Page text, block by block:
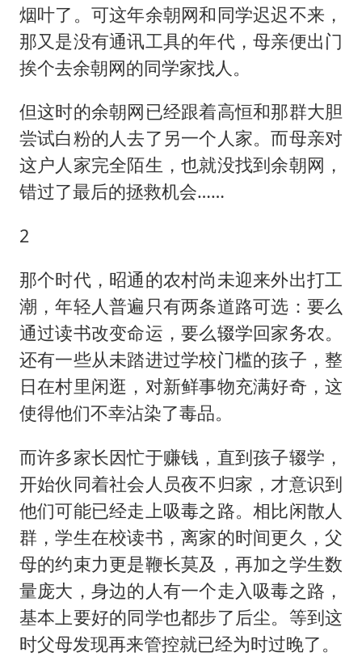
烟叶了。可这年余朝网和同学迟迟不来，
那又是没有通讯工具的年代，母亲便出门
挨个去余朝网的同学家找人。
但这时的余朝网已经跟着高恒和那群大胆
尝试白粉的人去了另一个人家。而母亲对
这户人家完全陌生，也就没找到余朝网，
错过了最后的拯救机会……
2
那个时代，昭通的农村尚未迎来外出打工
潮，年轻人普遍只有两条道路可选：要么
通过读书改变命运，要么辍学回家务农。
还有一些从未踏进过学校门槛的孩子，整
日在村里闲逛，对新鲜事物充满好奇，这
使得他们不幸沾染了毒品。
而许多家长因忙于赚钱，直到孩子辍学，
开始伙同着社会人员夜不归家，才意识到
他们可能已经走上吸毒之路。相比闲散人
群，学生在校读书，离家的时间更久，父
母的约束力更是鞭长莫及，再加之学生数
量庞大，身边的人有一个走入吸毒之路，
基本上要好的同学也都步了后尘。等到这
时父母发现再来管控就已经为时过晚了。